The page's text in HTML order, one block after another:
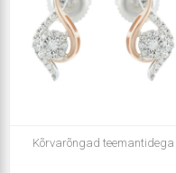
Kõrvarõngad teemantidega